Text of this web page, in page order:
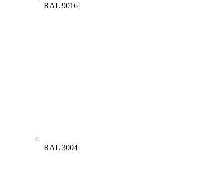
RAL 9016
RAL 3004